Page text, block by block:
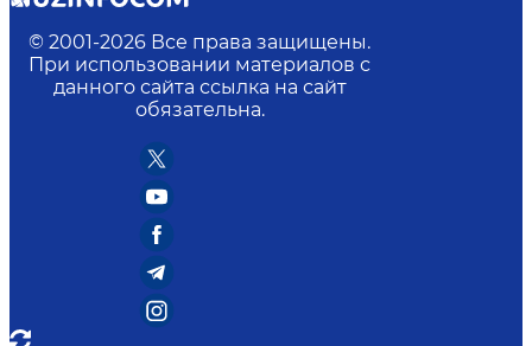
© 2001-2026 Все права защищены.
При использовании материалов с
данного сайта ссылка на сайт
обязательна.